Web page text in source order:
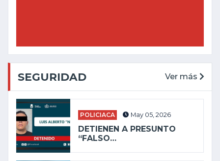
SEGURIDAD Ver más
POLICIACA May 05, 2026
DETIENEN A PRESUNTO
“FALSO…